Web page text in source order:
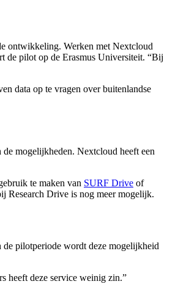
ontwikkeling. Werken met Nextcloud
de pilot op de Erasmus Universiteit. “Bij
data op te vragen over buitenlandse
mogelijkheden. Nextcloud heeft een
te maken van SURF Drive of
Research Drive is nog meer mogelijk.
pilotperiode wordt deze mogelijkheid
heeft deze service weinig zin.”